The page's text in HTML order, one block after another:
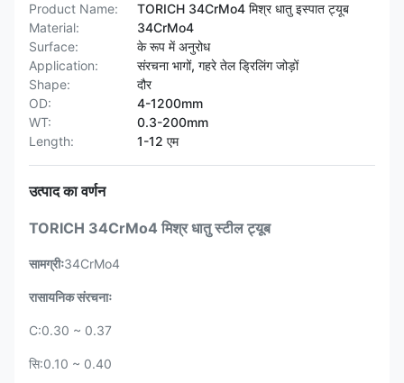
Product Name:
TORICH 34CrMo4 मिश्र धातु इस्पात ट्यूब
Material:
34CrMo4
Surface:
के रूप में अनुरोध
Application:
संरचना भागों, गहरे तेल ड्रिलिंग जोड़ों
Shape:
दौर
OD:
4-1200mm
WT:
0.3-200mm
Length:
1-12 एम
उत्पाद का वर्णन
TORICH 34CrMo4 मिश्र धातु स्टील ट्यूब
सामग्रीः34CrMo4
रासायनिक संरचनाः
C:0.30 ~ 0.37
सि:0.10 ~ 0.40